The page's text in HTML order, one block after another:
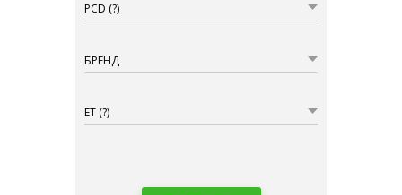
PCD (?)
БРЕНД
ET (?)